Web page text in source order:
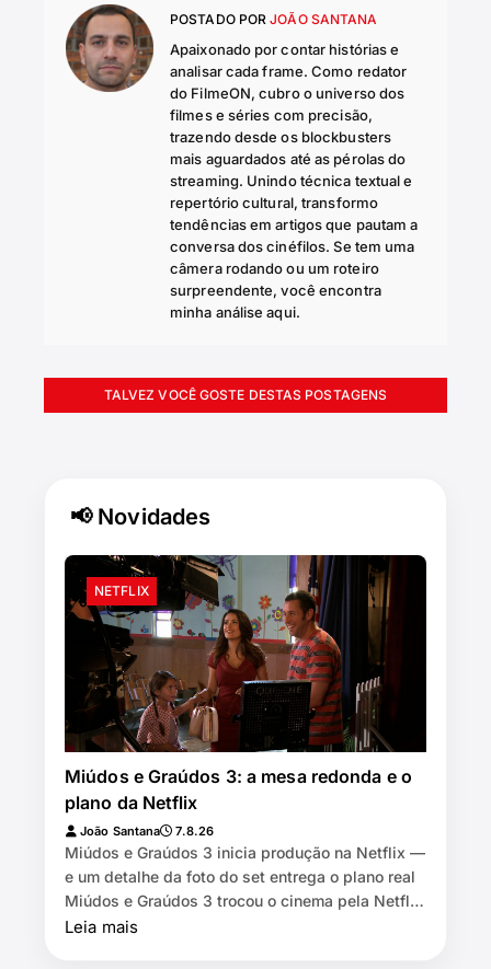
POSTADO POR JOÃO SANTANA
Apaixonado por contar histórias e
analisar cada frame. Como redator
do FilmeON, cubro o universo dos
filmes e séries com precisão,
trazendo desde os blockbusters
mais aguardados até as pérolas do
streaming. Unindo técnica textual e
repertório cultural, transformo
tendências em artigos que pautam a
conversa dos cinéfilos. Se tem uma
câmera rodando ou um roteiro
surpreendente, você encontra
minha análise aqui.
TALVEZ VOCÊ GOSTE DESTAS POSTAGENS
📢 Novidades
NETFLIX
Miúdos e Graúdos 3: a mesa redonda e o
plano da Netflix
João Santana 7.8.26
Miúdos e Graúdos 3 inicia produção na Netflix —
e um detalhe da foto do set entrega o plano real
Miúdos e Graúdos 3 trocou o cinema pela Netflix
⏱️ 7 min de leitura …
Leia mais